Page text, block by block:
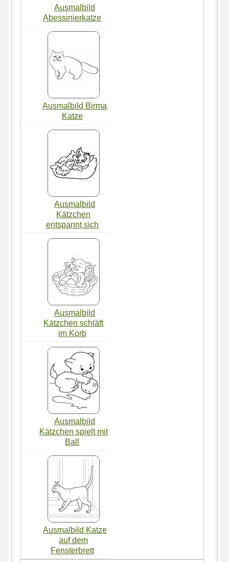
Ausmalbild
Abessinierkatze
Ausmalbild Birma
Katze
Ausmalbild
Kätzchen
entspannt sich
Ausmalbild
Kätzchen schläft
im Korb
Ausmalbild
Kätzchen spielt mit
Ball
Ausmalbild Katze
auf dem
Fensterbrett